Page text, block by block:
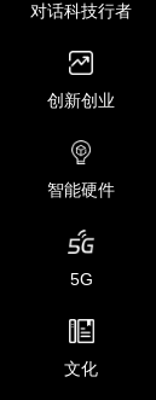
对话科技行者
创新创业
智能硬件
5G
文化